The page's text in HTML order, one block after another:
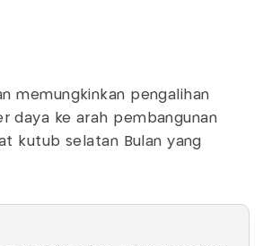
memungkinkan pengalihan
daya ke arah pembangunan
kutub selatan Bulan yang